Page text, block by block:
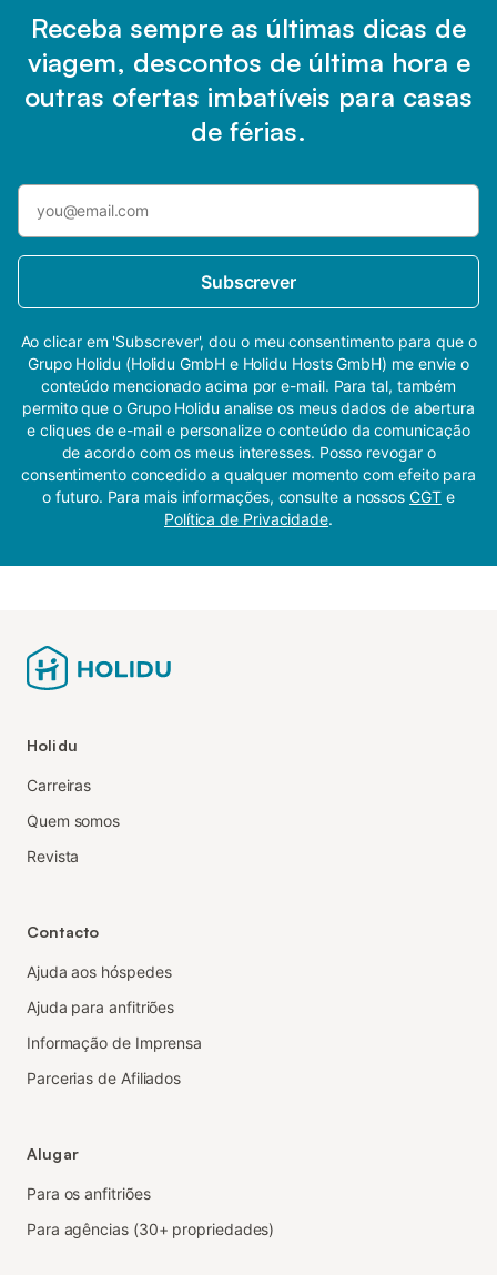
Receba sempre as últimas dicas de
viagem, descontos de última hora e
outras ofertas imbatíveis para casas
de férias.
Subscrever
Ao clicar em 'Subscrever', dou o meu consentimento para que o
Grupo Holidu (Holidu GmbH e Holidu Hosts GmbH) me envie o
conteúdo mencionado acima por e-mail. Para tal, também
permito que o Grupo Holidu analise os meus dados de abertura
e cliques de e-mail e personalize o conteúdo da comunicação
de acordo com os meus interesses. Posso revogar o
consentimento concedido a qualquer momento com efeito para
o futuro. Para mais informações, consulte a nossosCGTe
Política de Privacidade.
Holidu
Carreiras
Quem somos
Revista
Contacto
Ajuda aos hóspedes
Ajuda para anfitriões
Informação de Imprensa
Parcerias de Afiliados
Alugar
Para os anfitriões
Para agências (30+ propriedades)